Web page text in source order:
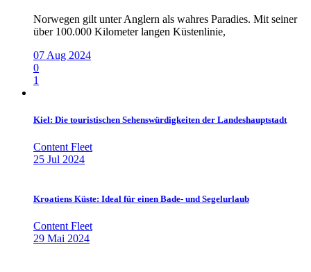
Norwegen gilt unter Anglern als wahres Paradies. Mit seiner
über 100.000 Kilometer langen Küstenlinie,
07 Aug 2024
0
1
Kiel: Die touristischen Sehenswürdigkeiten der Landeshauptstadt
Content Fleet
25 Jul 2024
Kroatiens Küste: Ideal für einen Bade- und Segelurlaub
Content Fleet
29 Mai 2024